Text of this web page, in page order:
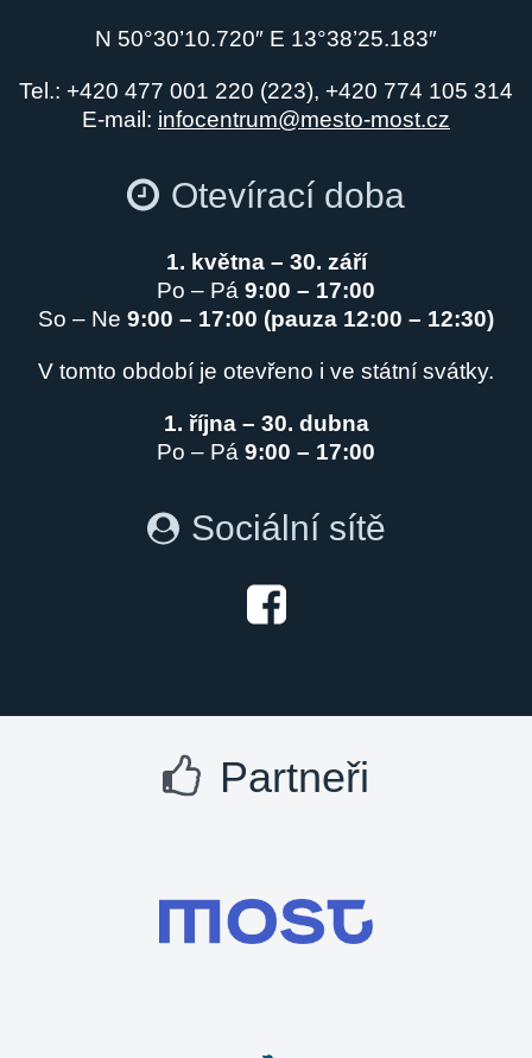
N 50°30’10.720″ E 13°38’25.183″
Tel.: +420 477 001 220 (223), +420 774 105 314
E-mail: infocentrum@mesto-most.cz
Otevírací doba
1. května – 30. září
Po – Pá 9:00 – 17:00
So – Ne 9:00 – 17:00 (pauza 12:00 – 12:30)
V tomto období je otevřeno i ve státní svátky.
1. října – 30. dubna
Po – Pá 9:00 – 17:00
Sociální sítě
Partneři